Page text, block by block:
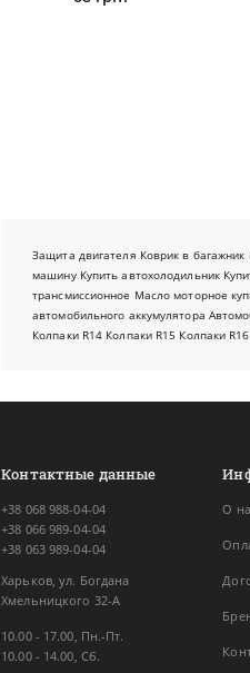
Защита двигателя Коврик в багажник
машину Купить автохолодильник
трансмиссионное Масло моторное
автомобильного аккумулятора
Колпаки R14 Колпаки R15 Колпаки R16
Контактные данные
+38 068 988-04-04
+38 066 989-04-04
+38 063 989-04-04
Харьков, ул. Богдана
Хмельницкого 32-А
10.00 - 17.00, Пн.-Пт.
10.00 - 14.00, Сб.
О